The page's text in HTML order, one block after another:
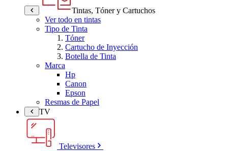
Tintas, Tóner y Cartuchos
Ver todo en tintas
Tipo de Tinta
Tóner
Cartucho de Inyección
Botella de Tinta
Marca
Hp
Canon
Epson
Resmas de Papel
TV
Televisores